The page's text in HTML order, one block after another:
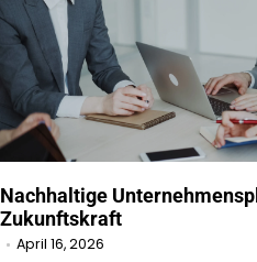
Nachhaltige
Zukunftskraft
April 16, 2026